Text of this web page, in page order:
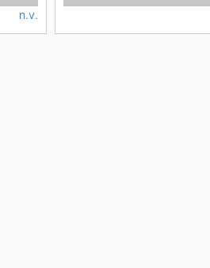
n.v.